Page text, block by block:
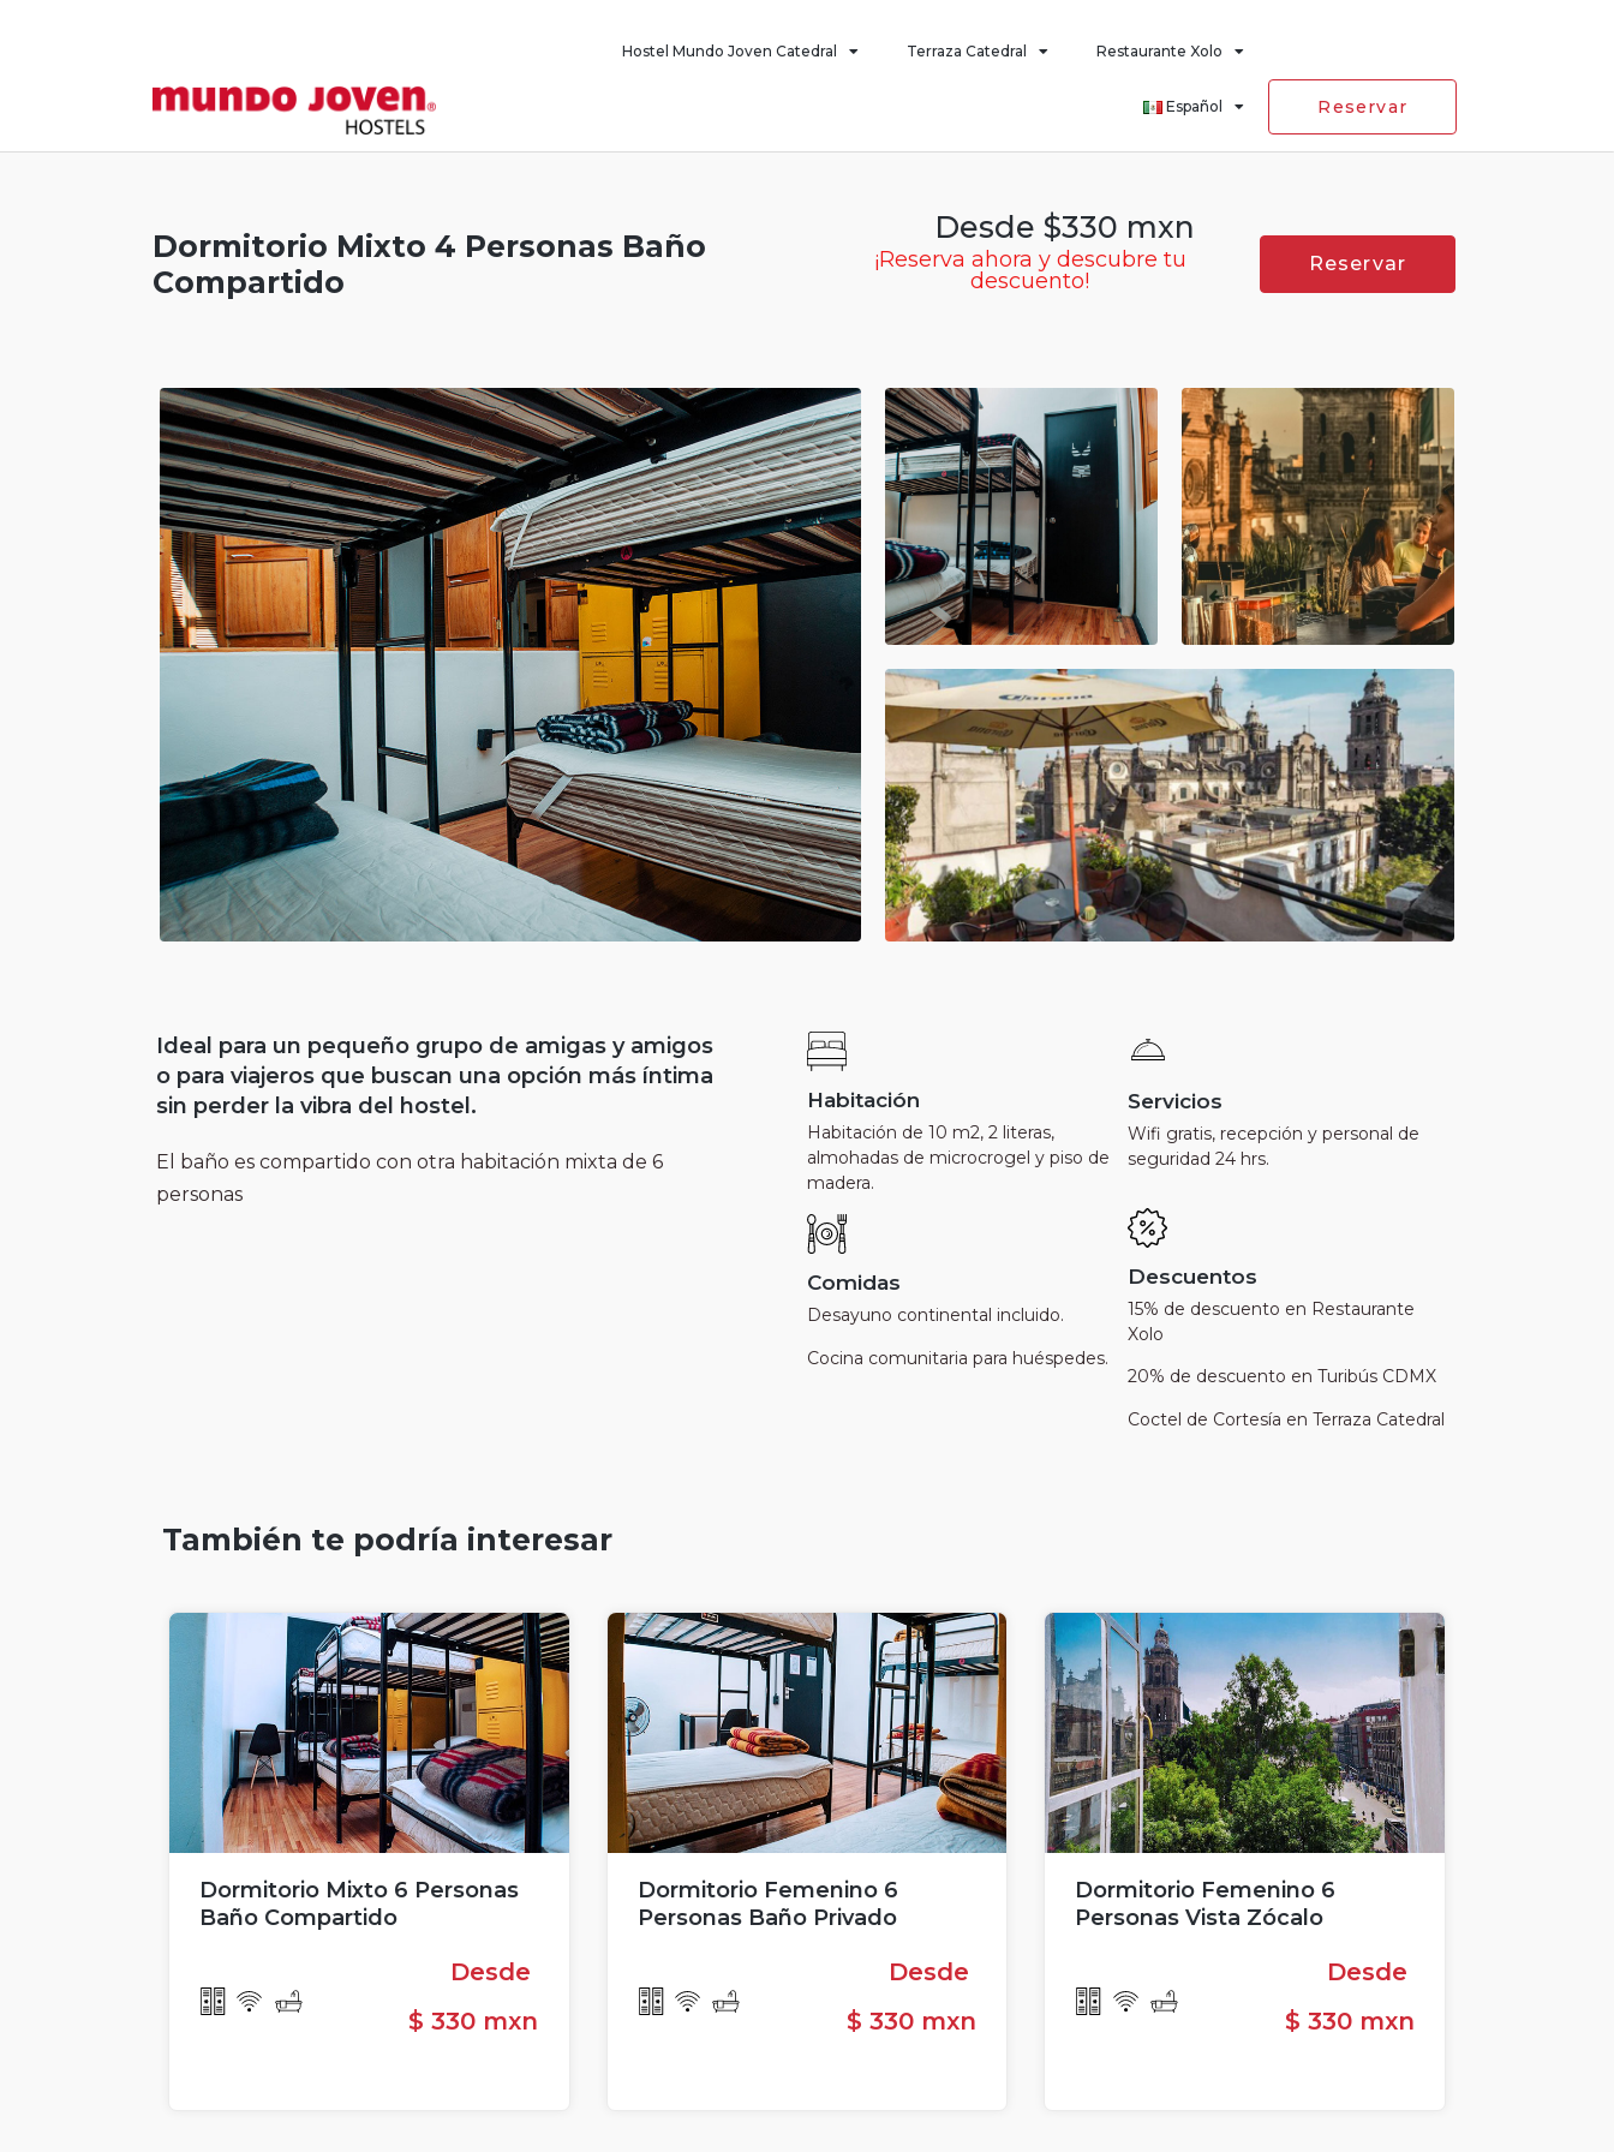
Hostel Mundo Joven Catedral Terraza Catedral Restaurante Xolo
Español Reservar
Dormitorio Mixto 4 Personas Baño
Compartido
Desde $330 mxn
¡Reserva ahora y descubre tu
descuento!
Reservar
Ideal para un pequeño grupo de amigas y amigos
o para viajeros que buscan una opción más íntima
sin perder la vibra del hostel.
El baño es compartido con otra habitación mixta de 6
personas
Habitación
Habitación de 10 m2, 2 literas,
almohadas de microcrogel y piso de
madera.
Comidas
Desayuno continental incluido.
Cocina comunitaria para huéspedes.
Servicios
Wifi gratis, recepción y personal de
seguridad 24 hrs.
Descuentos
15% de descuento en Restaurante
Xolo
20% de descuento en Turibús CDMX
Coctel de Cortesía en Terraza Catedral
También te podría interesar
Dormitorio Mixto 6 Personas
Baño Compartido
Desde
$ 330 mxn
Dormitorio Femenino 6
Personas Baño Privado
Desde
$ 330 mxn
Dormitorio Femenino 6
Personas Vista Zócalo
Desde
$ 330 mxn